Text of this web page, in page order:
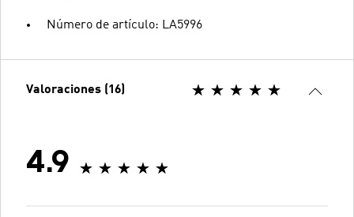
Número de artículo: LA5996
Valoraciones (16)
4.9